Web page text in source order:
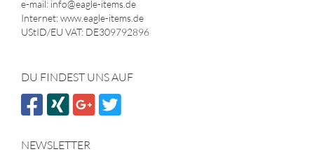
e-mail: info@eagle-items.de
Internet: www.eagle-items.de
UStID/EU VAT: DE309792896
DU FINDEST UNS AUF
NEWSLETTER